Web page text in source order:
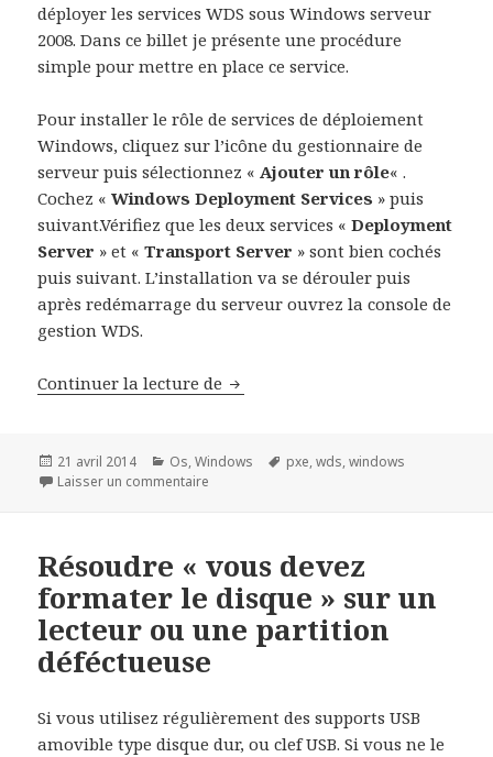
déployer les services WDS sous Windows serveur
2008. Dans ce billet je présente une procédure
simple pour mettre en place ce service.
Pour installer le rôle de services de déploiement
Windows, cliquez sur l’icône du gestionnaire de
serveur puis sélectionnez « Ajouter un rôle« .
Cochez «Windows Deployment Services » puis
suivant.Vérifiez que les deux services «Deployment
Server » et «Transport Server » sont bien cochés
puis suivant. L’installation va se dérouler puis
après redémarrage du serveur ouvrez la console de
gestion WDS.
Continuer la lecture de Installer et Configurer le service
Publié
le
21 avril 2014 Catégories
Os,Windows
Mots-
pxe,wds,windows
Laisser un commentaire
Résoudre « vous devez
formater le disque » sur un
lecteur ou une partition
déféctueuse
Si vous utilisez régulièrement des supports USB
amovible type disque dur, ou clef USB. Si vous ne le